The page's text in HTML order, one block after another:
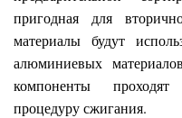
пригодная для
материалы будут
алюминиевых
компоненты проходят
процедуру сжигания.